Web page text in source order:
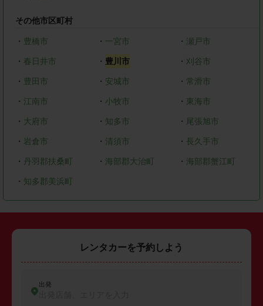
その他市区町村
・ 豊橋市 ・ 一宮市 ・瀬戸市
・ 春日井市 ・ 豊川市 ・ 刈谷市
・ 豊田市 ・ 安城市 ・ 常滑市
・ 江南市 ・ 小牧市 ・ 東海市
・ 大府市 ・ 知多市 ・ 尾張旭市
・ 岩倉市 ・ 清須市 ・ 長久手市
・ 丹羽郡扶桑町 ・ 海部郡大治町 ・ 海部郡蟹江町
・ 知多郡美浜町
レンタカーを予約しよう
出発